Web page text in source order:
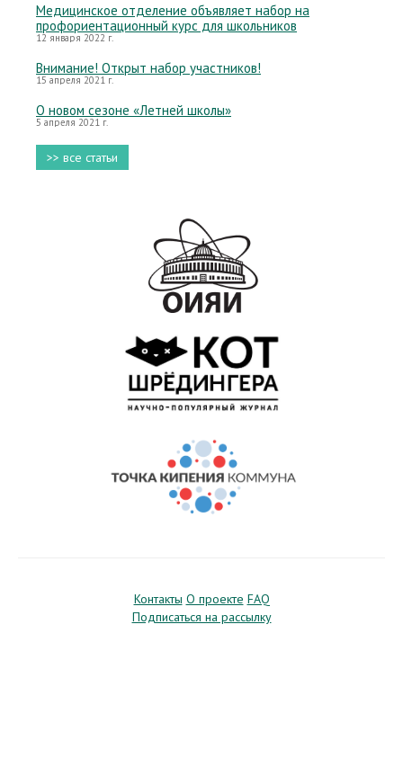
Медицинское отделение объявляет набор на
профориентационный курс для школьников
12 января 2022 г.
Внимание! Открыт набор участников!
15 апреля 2021 г.
О новом сезоне «Летней школы»
5 апреля 2021 г.
>> все статьи
Контакты О проекте FAQ
Подписаться на рассылку